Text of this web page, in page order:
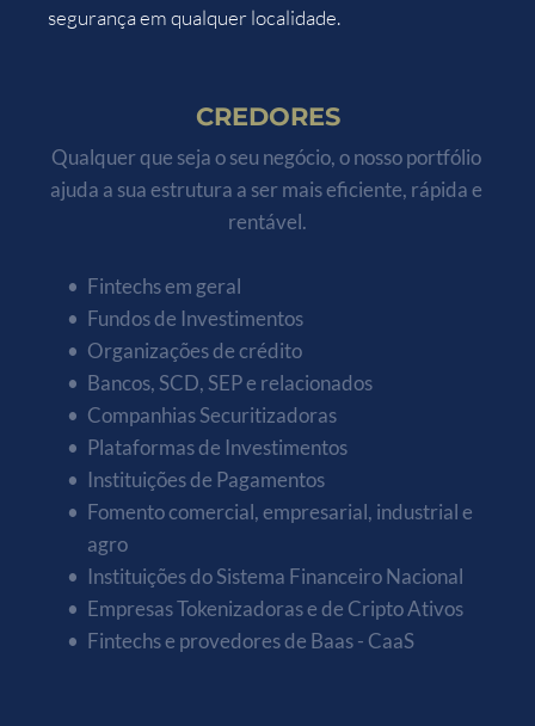
segurança em qualquer localidade.
CREDORES
Qualquer que seja o seu negócio, o nosso portfólio
ajuda a sua estrutura a ser mais eficiente, rápida e
rentável.
Fintechs em geral
Fundos de Investimentos
Organizações de crédito
Bancos, SCD, SEP e relacionados
Companhias Securitizadoras
Plataformas de Investimentos
Instituições de Pagamentos
Fomento comercial, empresarial, industrial e
agro
Instituições do Sistema Financeiro Nacional
Empresas Tokenizadoras e de Cripto Ativos
Fintechs e provedores de Baas - CaaS